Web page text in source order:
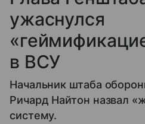
ужаснулся
в ВСУ
Начальник штаба
Ричард Найтон назвал
систему.